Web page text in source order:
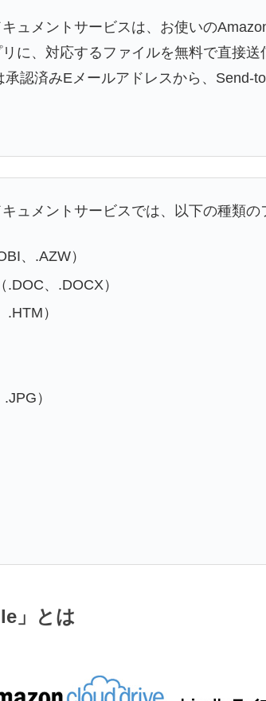
ュメントサービスは、お使いの
に、対応するファイルを無料で直接
承認済みEメールアドレスから、Send-
ュメントサービスでは、以下の種類の
、.AZW）
、.DOCX）
）
）
」とは